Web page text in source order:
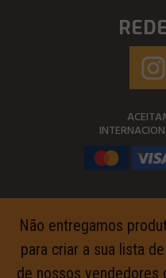
Não entregamos
para criar a sua lista
de nossos vendedores